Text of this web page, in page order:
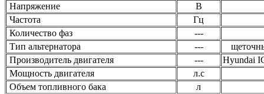
Напряжение
В
Частота
Гц
Количество фаз
---
Тип альтернатора
---
Производитель двигателя
---
Hyundai
Мощность двигателя
л.с
Объем топливного бака
л